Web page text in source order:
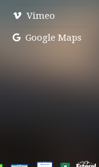
Vimeo
Google Maps